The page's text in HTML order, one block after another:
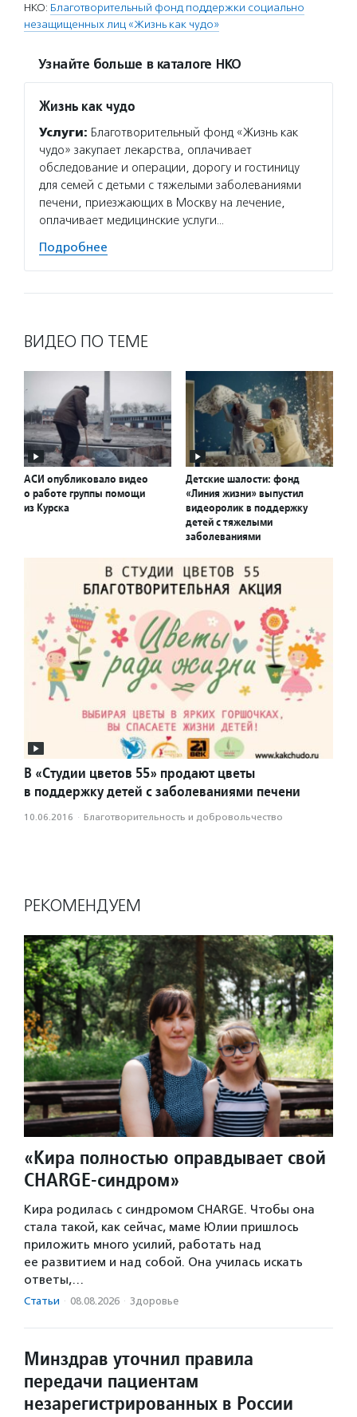
НКО: Благотворительный фонд поддержки социально
незащищенных лиц «Жизнь как чудо»
Узнайте больше в каталоге НКО
Жизнь как чудо
Услуги: Благотворительный фонд «Жизнь как
чудо» закупает лекарства, оплачивает
обследование и операции, дорогу и гостиницу
для семей с детьми с тяжелыми заболеваниями
печени, приезжающих в Москву на лечение,
оплачивает медицинские услуги…
Подробнее
ВИДЕО ПО ТЕМЕ
АСИ опубликовало видео
о работе группы помощи
из Курска
Детские шалости: фонд
«Линия жизни» выпустил
видеоролик в поддержку
детей с тяжелыми
заболеваниями
В «Студии цветов 55» продают цветы
в поддержку детей с заболеваниями печени
10.06.2016 · Благотвори­тель­ность и доброволь­чест­во
РЕКОМЕНДУЕМ
«Кира полностью оправдывает свой
CHARGE-синдром»
Кира родилась с синдромом CHARGE. Чтобы она
стала такой, как сейчас, маме Юлии пришлось
приложить много усилий, работать над
ее развитием и над собой. Она училась искать
ответы,…
Статьи · 08.08.2026 · Здоровье
Минздрав уточнил правила
передачи пациентам
незарегистрированных в России